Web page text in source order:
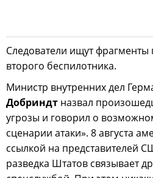
Следователи ищут фрагменты
второго беспилотника.
Министр внутренних дел
Добриндт назвал
угрозы и говорил о
сценарии атаки». 8 августа
ссылкой на представителей
разведка Штатов связывает